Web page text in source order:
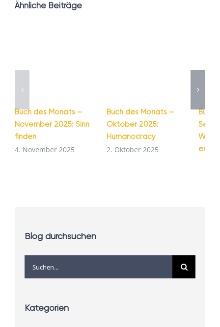
Ähnliche Beiträge
Buch des Monats –
November 2025: Sinn
finden
4. November 2025
Buch des Monats –
Oktober 2025:
Humanocracy
2. Oktober 2025
Buch
Wie
Blog durchsuchen
Suche
nach:
Kategorien